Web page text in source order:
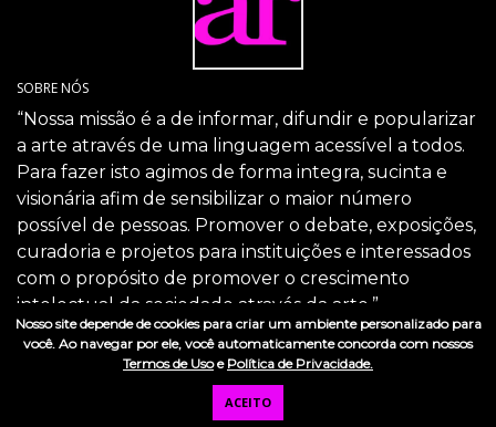
SOBRE NÓS
“Nossa missão é a de informar, difundir e popularizar
a arte através de uma linguagem acessível a todos.
Para fazer isto agimos de forma integra, sucinta e
visionária afim de sensibilizar o maior número
possível de pessoas. Promover o debate, exposições,
curadoria e projetos para instituições e interessados
com o propósito de promover o crescimento
intelectual da sociedade através da arte.”
SIGA-NOS
Nosso site depende de cookies para criar um ambiente personalizado para
você. Ao navegar por ele, você automaticamente concorda com nossos
Termos de Usoe Política de Privacidade.
ACEITO